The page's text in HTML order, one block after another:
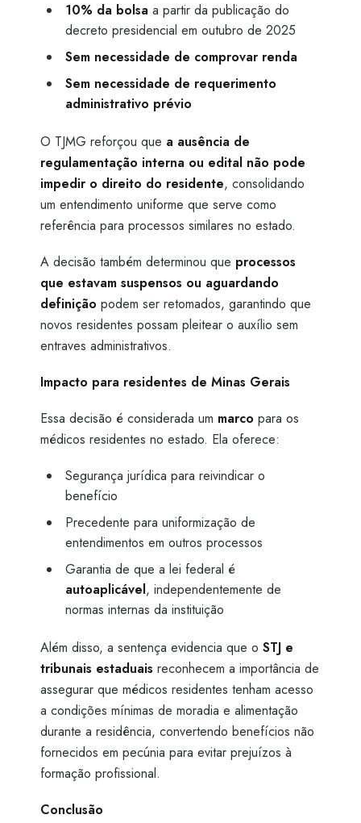
10% da bolsa a partir da publicação do
decreto presidencial em outubro de 2025
Sem necessidade de comprovar renda
Sem necessidade de requerimento
administrativo prévio
O TJMG reforçou que a ausência de
regulamentação interna ou edital não pode
impedir o direito do residente, consolidando
um entendimento uniforme que serve como
referência para processos similares no estado.
A decisão também determinou que processos
que estavam suspensos ou aguardando
definição podem ser retomados, garantindo que
novos residentes possam pleitear o auxílio sem
entraves administrativos.
Impacto para residentes de Minas Gerais
Essa decisão é considerada um marco para os
médicos residentes no estado. Ela oferece:
Segurança jurídica para reivindicar o
benefício
Precedente para uniformização de
entendimentos em outros processos
Garantia de que a lei federal é
autoaplicável, independentemente de
normas internas da instituição
Além disso, a sentença evidencia que o STJ e
tribunais estaduais reconhecem a importância de
assegurar que médicos residentes tenham acesso
a condições mínimas de moradia e alimentação
durante a residência, convertendo benefícios não
fornecidos em pecúnia para evitar prejuízos à
formação profissional.
Conclusão